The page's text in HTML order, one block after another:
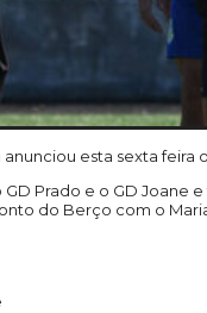
esta sexta
Prado e o GD Joane
do Berço com o